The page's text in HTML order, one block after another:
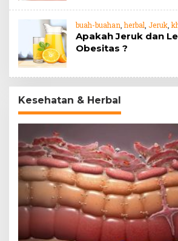
buah-buahan ,herbal Jeruk
Apakah Jeruk dan
Obesitas ?
Kesehatan & Herbal